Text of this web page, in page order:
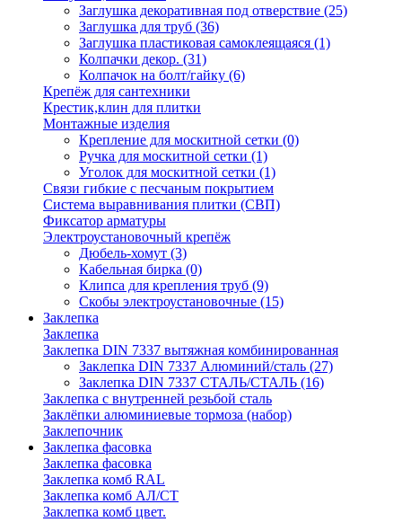
Заглушка декоративная под отверствие (25)
Заглушка для труб (36)
Заглушка пластиковая самоклеящаяся (1)
Колпачки декор. (31)
Колпачок на болт/гайку (6)
Крепёж для сантехники
Крестик,клин для плитки
Монтажные изделия
Крепление для москитной сетки (0)
Ручка для москитной сетки (1)
Уголок для москитной сетки (1)
Связи гибкие с песчаным покрытием
Система выравнивания плитки (СВП)
Фиксатор арматуры
Электроустановочный крепёж
Дюбель-хомут (3)
Кабельная бирка (0)
Клипса для крепления труб (9)
Скобы электроустановочные (15)
Заклепка
Заклепка
Заклепка DIN 7337 вытяжная комбинированная
Заклепка DIN 7337 Алюминий/сталь (27)
Заклепка DIN 7337 СТАЛЬ/СТАЛЬ (16)
Заклепка с внутренней резьбой сталь
Заклёпки алюминиевые тормоза (набор)
Заклепочник
Заклепка фасовка
Заклепка фасовка
Заклепка комб RAL
Заклепка комб АЛ/СТ
Заклепка комб цвет.